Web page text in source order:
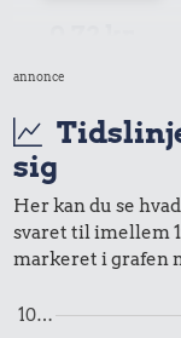
1/2 kg kaffe
annonce
sig
Her kan du se
svaret til imellem
markeret i grafen
10…